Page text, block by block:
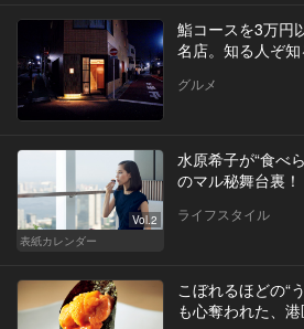
鮨コースを3万円
名店。知る人ぞ
グルメ
Vol.2
表紙カレンダー
水原希子が“食べ
のマル秘舞台裏！
ライフスタイル
こぼれるほどの“
も心奪われた、